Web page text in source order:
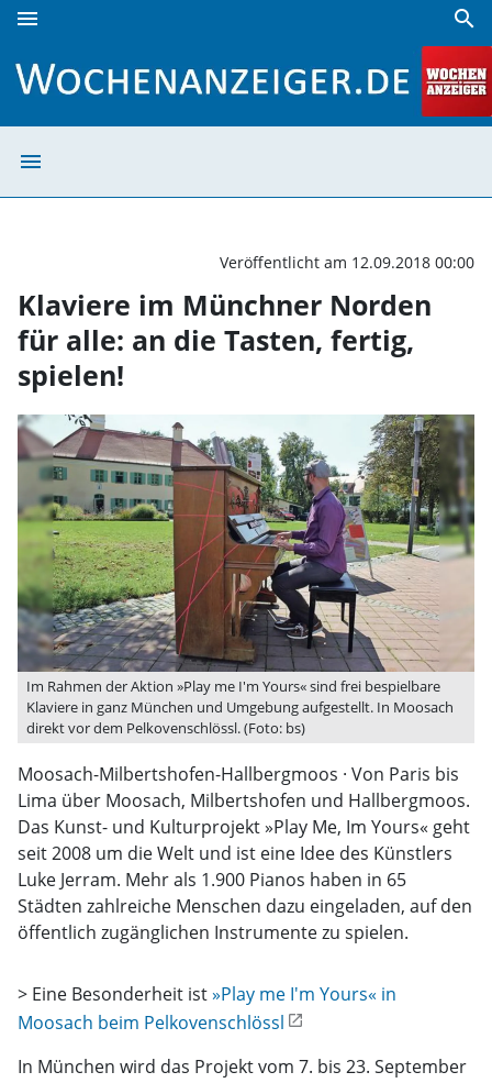
menu search
menu
Veröffentlicht am 12.09.2018 00:00
Klaviere im Münchner Norden
für alle: an die Tasten, fertig,
spielen!
Im Rahmen der Aktion »Play me I'm Yours« sind frei bespielbare
Klaviere in ganz München und Umgebung aufgestellt. In Moosach
direkt vor dem Pelkovenschlössl. (Foto: bs)
Moosach-Milbertshofen-Hallbergmoos · Von Paris bis
Lima über Moosach, Milbertshofen und Hallbergmoos.
Das Kunst- und Kulturprojekt »Play Me, Im Yours« geht
seit 2008 um die Welt und ist eine Idee des Künstlers
Luke Jerram. Mehr als 1.900 Pianos haben in 65
Städten zahlreiche Menschen dazu eingeladen, auf den
öffentlich zugänglichen Instrumente zu spielen.
> Eine Besonderheit ist»Play me I'm Yours« in
Moosach beim Pelkovenschlössl
In München wird das Projekt vom 7. bis 23. September